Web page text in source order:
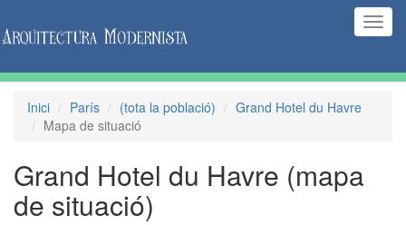
Inici París (tota la població)
Grand Hotel du Havre
Mapa de situació
Grand Hotel du Havre (mapa
de situació)